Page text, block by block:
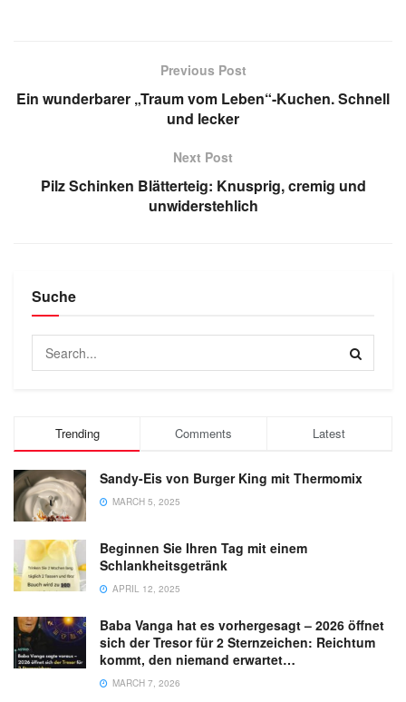
Previous Post
Ein wunderbarer „Traum vom Leben“-Kuchen. Schnell
und lecker
Next Post
Pilz Schinken Blätterteig: Knusprig, cremig und
unwiderstehlich
Suche
Trending Comments Latest
Sandy-Eis von Burger King mit Thermomix
MARCH 5, 2025
Beginnen Sie Ihren Tag mit einem
Schlankheitsgetränk
APRIL 12, 2025
Baba Vanga hat es vorhergesagt – 2026 öffnet
sich der Tresor für 2 Sternzeichen: Reichtum
kommt, den niemand erwartet…
MARCH 7, 2026